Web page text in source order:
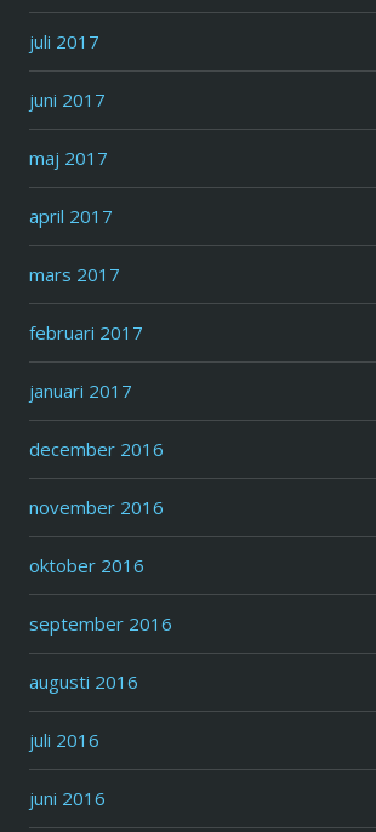
juli 2017
juni 2017
maj 2017
april 2017
mars 2017
februari 2017
januari 2017
december 2016
november 2016
oktober 2016
september 2016
augusti 2016
juli 2016
juni 2016